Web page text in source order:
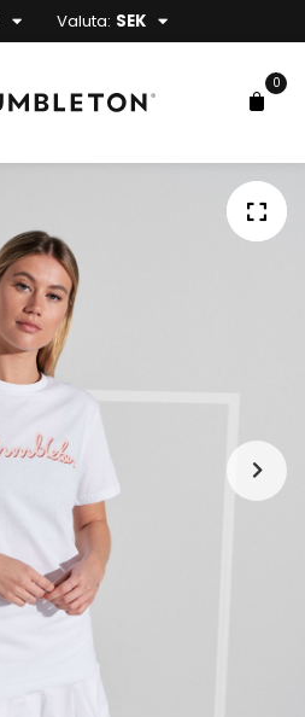
Valuta: SEK
0